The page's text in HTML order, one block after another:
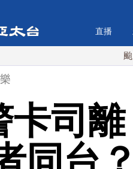
直播
颱風白海
卡司
同台？